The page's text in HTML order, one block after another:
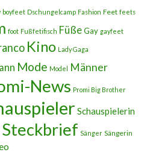
boyfeet Dschungelcamp Fashion Feet feets
foot Fußfetifisch FüßeGay gayfeet
Kino Lady Gaga
Mode Model Männer
News Promi Big Brother
Schauspielerin
Steckbrief Sänger Sängerin